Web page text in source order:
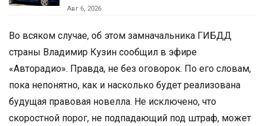
Авг 6, 2026
Во всяком случае, об этом замначальника ГИБДД
страны Владимир Кузин сообщил в эфире
«Авторадио». Правда, не без оговорок. По его словам,
пока непонятно, как и насколько будет реализована
будущая правовая новелла. Не исключено, что
скоростной порог, не подпадающий под штраф, может